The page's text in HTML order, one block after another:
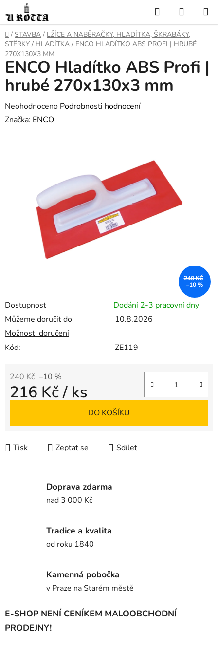
na
obsah
Hledat
KOŠÍK
DOMŮ
/ STAVBA / LŽÍCE A NABĚRAČKY, HLADÍTKA, ŠKRABÁKY,
STĚRKY / HLADÍTKA / ENCO HLADÍTKO ABS PROFI | HRUBÉ
270X130X3 MM
Dostupnost
Dodání 2-3 pracovní dny
Můžeme doručit do:
10.8.2026
Možnosti doručení
Kód:
ZE119
240 Kč –10 %
216 Kč/ ks
DO KOŠÍKU
Tisk Zeptat se Sdílet
ENCO Hladítko ABS Profi |
hrubé 270x130x3 mm
Průměrné
hodnocení
hvězdiček.
Neohodnoceno Podrobnosti hodnocení
Značka: ENCO
240 KČ
–10 %
Doprava zdarma
nad 3 000 Kč
Tradice a kvalita
od roku 1840
Kamenná pobočka
v Praze na Starém městě
E-SHOP NENÍ CENÍKEM MALOOBCHODNÍ
PRODEJNY!